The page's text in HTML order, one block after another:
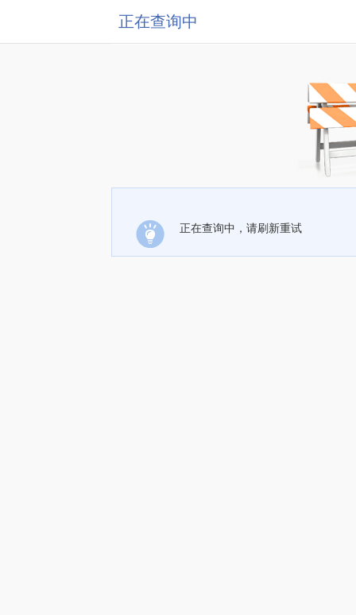
正在查询中
正在查询中，请刷新重试